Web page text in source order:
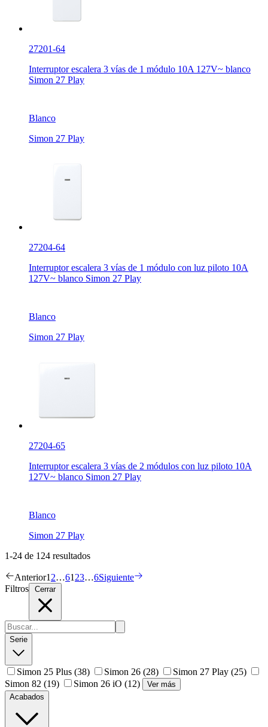
27201-64
Interruptor escalera 3 vías de 1 módulo 10A 127V~ blanco
Simon 27 Play
Blanco
Simon 27 Play
27204-64
Interruptor escalera 3 vías de 1 módulo con luz piloto 10A
127V~ blanco Simon 27 Play
Blanco
Simon 27 Play
27204-65
Interruptor escalera 3 vías de 2 módulos con luz piloto 10A
127V~ blanco Simon 27 Play
Blanco
Simon 27 Play
1-24 de 124 resultados
Anterior12…6123…6Siguiente
Filtros
Cerrar
Serie
Simon 25 Plus (38) Simon 26 (28) Simon 27 Play (25)
Simon 82 (19) Simon 26 iO (12)
Ver más
Acabados